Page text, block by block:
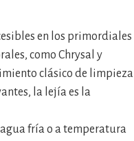
en los primordiales
como Chrysal y
clásico de limpieza
la lejía es la
fría o a temperatura